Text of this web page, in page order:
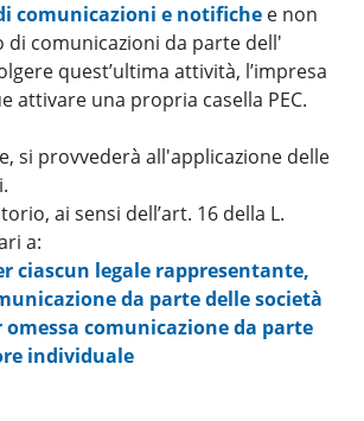
comunicazioni e notifiche e non
di comunicazioni da parte dell'
quest’ultima attività, l’impresa
attivare una propria casella PEC.
si provvederà all'applicazione delle
ai sensi dell’art. 16 della L.
a:
ciascun legale rappresentante,
da parte delle società
omessa comunicazione da parte
individuale